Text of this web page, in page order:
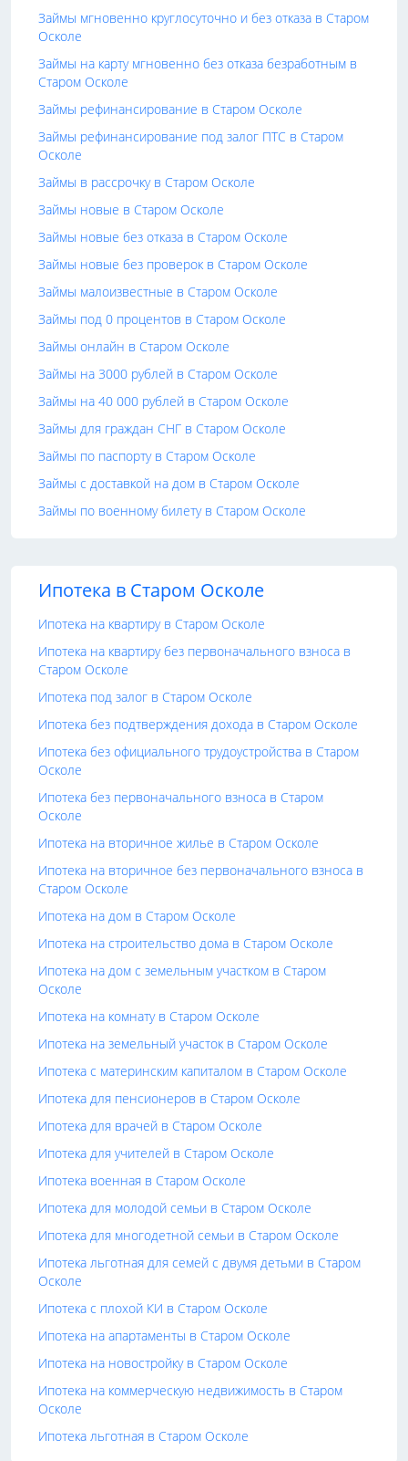
Займы мгновенно круглосуточно и без отказа в Старом
Осколе
Займы на карту мгновенно без отказа безработным в
Старом Осколе
Займы рефинансирование в Старом Осколе
Займы рефинансирование под залог ПТС в Старом
Осколе
Займы в рассрочку в Старом Осколе
Займы новые в Старом Осколе
Займы новые без отказа в Старом Осколе
Займы новые без проверок в Старом Осколе
Займы малоизвестные в Старом Осколе
Займы под 0 процентов в Старом Осколе
Займы онлайн в Старом Осколе
Займы на 3000 рублей в Старом Осколе
Займы на 40 000 рублей в Старом Осколе
Займы для граждан СНГ в Старом Осколе
Займы по паспорту в Старом Осколе
Займы с доставкой на дом в Старом Осколе
Займы по военному билету в Старом Осколе
Ипотека в Старом Осколе
Ипотека на квартиру в Старом Осколе
Ипотека на квартиру без первоначального взноса в
Старом Осколе
Ипотека под залог в Старом Осколе
Ипотека без подтверждения дохода в Старом Осколе
Ипотека без официального трудоустройства в Старом
Осколе
Ипотека без первоначального взноса в Старом
Осколе
Ипотека на вторичное жилье в Старом Осколе
Ипотека на вторичное без первоначального взноса в
Старом Осколе
Ипотека на дом в Старом Осколе
Ипотека на строительство дома в Старом Осколе
Ипотека на дом с земельным участком в Старом
Осколе
Ипотека на комнату в Старом Осколе
Ипотека на земельный участок в Старом Осколе
Ипотека с материнским капиталом в Старом Осколе
Ипотека для пенсионеров в Старом Осколе
Ипотека для врачей в Старом Осколе
Ипотека для учителей в Старом Осколе
Ипотека военная в Старом Осколе
Ипотека для молодой семьи в Старом Осколе
Ипотека для многодетной семьи в Старом Осколе
Ипотека льготная для семей с двумя детьми в Старом
Осколе
Ипотека с плохой КИ в Старом Осколе
Ипотека на апартаменты в Старом Осколе
Ипотека на новостройку в Старом Осколе
Ипотека на коммерческую недвижимость в Старом
Осколе
Ипотека льготная в Старом Осколе